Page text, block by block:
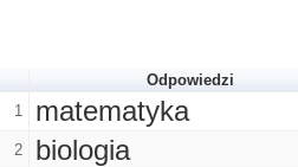
Odpowiedzi
1
matematyka
2 biologia